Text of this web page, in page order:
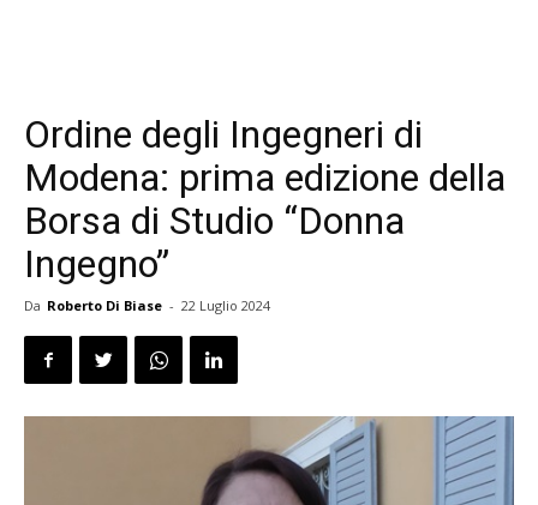
Ordine degli Ingegneri di
Modena: prima edizione della
Borsa di Studio “Donna
Ingegno”
Da Roberto Di Biase - 22 Luglio 2024